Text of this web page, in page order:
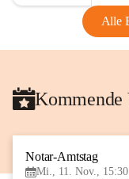
Alle
Kommende
Notar-Amtstag
Mi., 11. Nov., 15:30